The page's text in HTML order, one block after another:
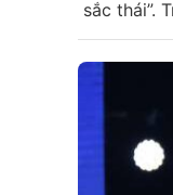
sắc thái”.